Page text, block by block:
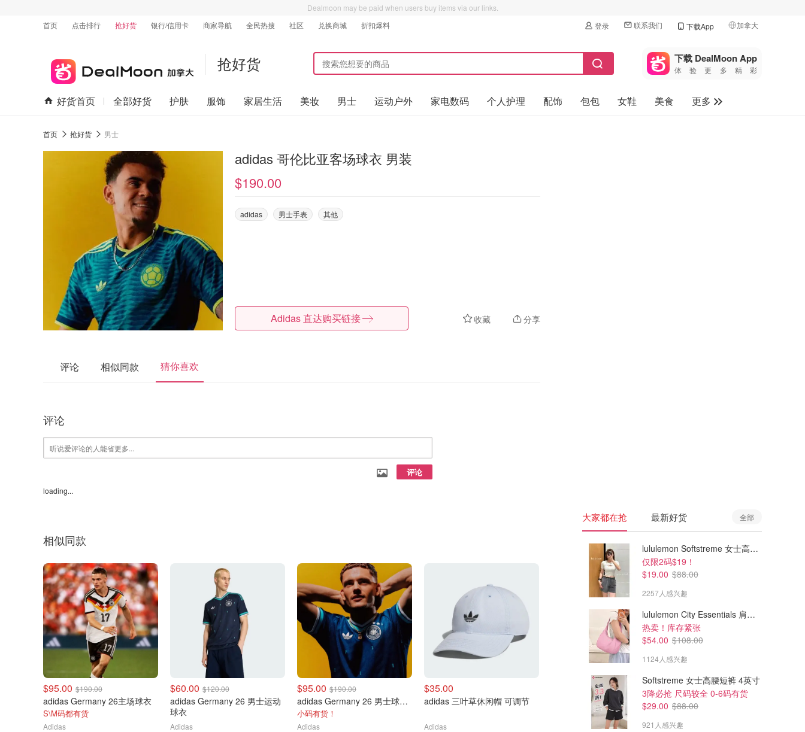
Dealmoon may be paid when users buy items via our links.
首页
点击排行 抢好货 银行/信用卡 商家导航 全民热搜 社区 兑换商城 折扣爆料 登录 联系我们 下载App 加拿大
🇺🇸
美国
🇨🇳中国
🇨🇦加拿大
抢好货 下载 DealMoon App
体验更多精彩
好货首页 全部好货 护肤 服饰 家居生活 美妆 男士 运动户外 家电数码 个人护理 配饰 包包 女鞋 美食
更多
首页 抢好货 男士
adidas 哥伦比亚客场球衣 男装
$190.00
adidas 男士手表 其他
收藏 分享
Adidas 直达购买链接
评论 相似同款 猜你喜欢
评论
评论
loading...
相似同款
$95.00 $190.00
adidas Germany 26主场球衣
S\M码都有货
Adidas
$60.00 $120.00
adidas Germany 26 男士运动
球衣
Adidas
$95.00 $190.00
adidas Germany 26 男士球衣 运动款
小码有货！
Adidas
$35.00
adidas 三叶草休闲帽 可调节
Adidas
adidas Japan 26/27主场球衣
$100.00
adidas Terrex Anylander 男士
徒步鞋
Adidas
大家都在抢 最新好货 全部
lululemon Softstreme 女士高腰短裤 10cm
仅限2码$19！
$19.00 $88.00
2257人感兴趣
lululemon City Essentials 肩背包 4L
热卖！库存紧张
$54.00 $108.00
1124人感兴趣
Softstreme 女士高腰短裤 4英寸
3降必抢 尺码较全 0-6码有货
$29.00 $88.00
921人感兴趣